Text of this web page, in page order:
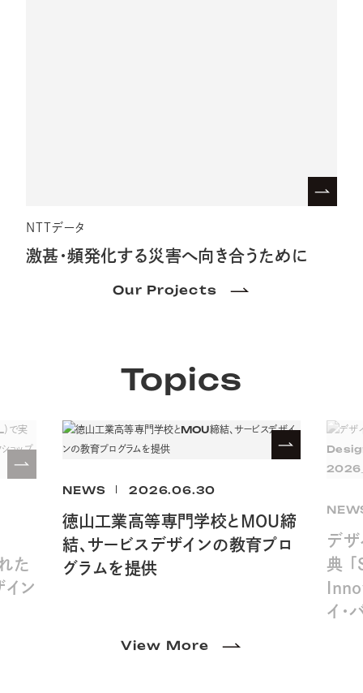
NTTデータ
激甚・頻発化する災害へ向き合うために
Our Projects
Topics
た
ン
NEWS 2026.06.30
徳山工業高等専門学校とMOU締
結、サービスデザインの教育プロ
グラムを提供
デザ
典
イ・
View More